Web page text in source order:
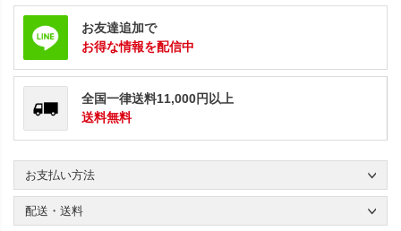
お友達追加で
お得な情報を配信中
全国一律送料11,000円以上
送料無料
お支払い方法
配送・送料